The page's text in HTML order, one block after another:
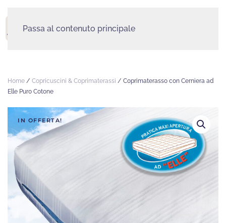
Passa al contenuto principale
Home / Copricuscini & Coprimaterassi / Coprimaterasso con Cerniera ad
Elle Puro Cotone
IN OFFERTA!